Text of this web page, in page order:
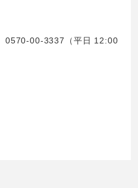
0570-00-3337（平日 12:00